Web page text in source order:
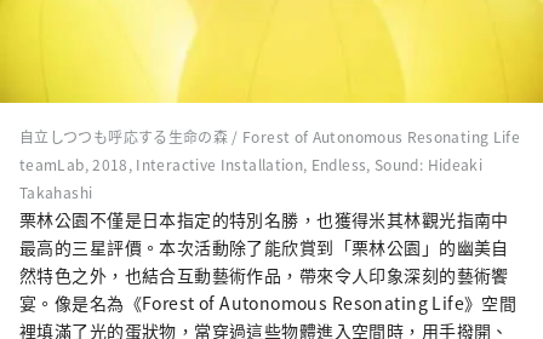
自立しつつも呼応する生命の森 / Forest of Autonomous Resonating Life
teamLab, 2018, Interactive Installation, Endless, Sound: Hideaki
Takahashi
栗林公園不僅是日本指定的特別名勝，也獲得米其林觀光指南中
最高的三星評價。本次活動除了能欣賞到「栗林公園」的幽美自
然特色之外，也結合互動藝術作品，帶來令人印象深刻的藝術饗
宴。像是名為《Forest of Autonomous Resonating Life》空間
裡填滿了光的蛋狀物，當穿過這些物體進入空間時，用手撥開、